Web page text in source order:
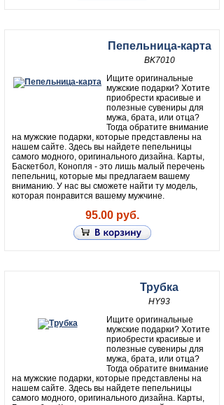
Пепельница-карта
BK7010
Ищите оригинальные
мужские подарки? Хотите
приобрести красивые и
полезные сувениры для
мужа, брата, или отца?
Тогда обратите внимание
на мужские подарки, которые представлены на
нашем сайте. Здесь вы найдете пепельницы
самого модного, оригинального дизайна. Карты,
Баскетбол, Конопля - это лишь малый перечень
пепельниц, которые мы предлагаем вашему
вниманию. У нас вы сможете найти ту модель,
которая понравится вашему мужчине.
95.00 руб.
Трубка
HY93
Ищите оригинальные
мужские подарки? Хотите
приобрести красивые и
полезные сувениры для
мужа, брата, или отца?
Тогда обратите внимание
на мужские подарки, которые представлены на
нашем сайте. Здесь вы найдете пепельницы
самого модного, оригинального дизайна. Карты,